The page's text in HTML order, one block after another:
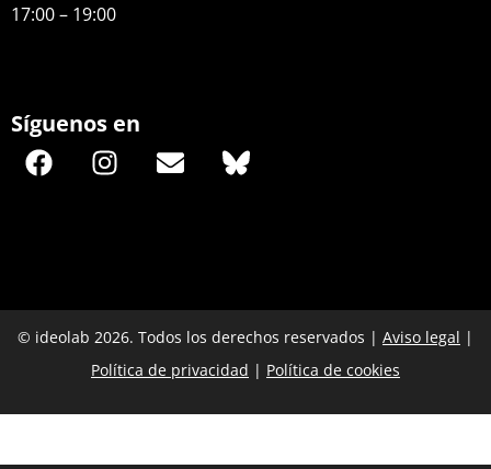
17:00 – 19:00
Síguenos en
© ideolab 2026. Todos los derechos reservados | Aviso legal |
Política de privacidad | Política de cookies